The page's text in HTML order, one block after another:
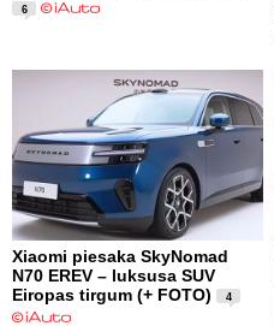
6
Xiaomi piesaka SkyNomad
N70 EREV – luksusa SUV
Eiropas tirgum (+ FOTO)
4